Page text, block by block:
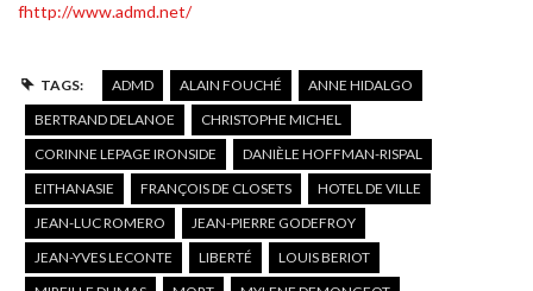
fhttp://www.admd.net/
TAGS: ADMD ALAIN FOUCHÉ
ANNE HIDALGO
BERTRAND DELANOE
CHRISTOPHE MICHEL
CORINNE LEPAGE IRONSIDE
DANIÈLE HOFFMAN-RISPAL
EITHANASIE
FRANÇOIS DE CLOSETS
HOTEL DE VILLE
JEAN-LUC ROMERO
JEAN-PIERRE GODEFROY
JEAN-YVES LECONTE
LIBERTÉ
LOUIS BERIOT